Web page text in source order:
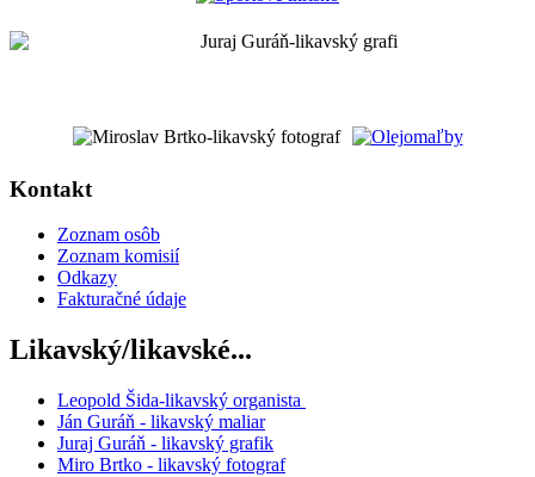
Kontakt
Zoznam osôb
Zoznam komisií
Odkazy
Fakturačné údaje
Likavský/likavské...
Leopold Šida-likavský organista
Ján Guráň - likavský maliar
Juraj Guráň - likavský grafik
Miro Brtko - likavský fotograf